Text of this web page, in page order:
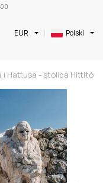
EUR Polski
Hattusa - stolica Hittitów